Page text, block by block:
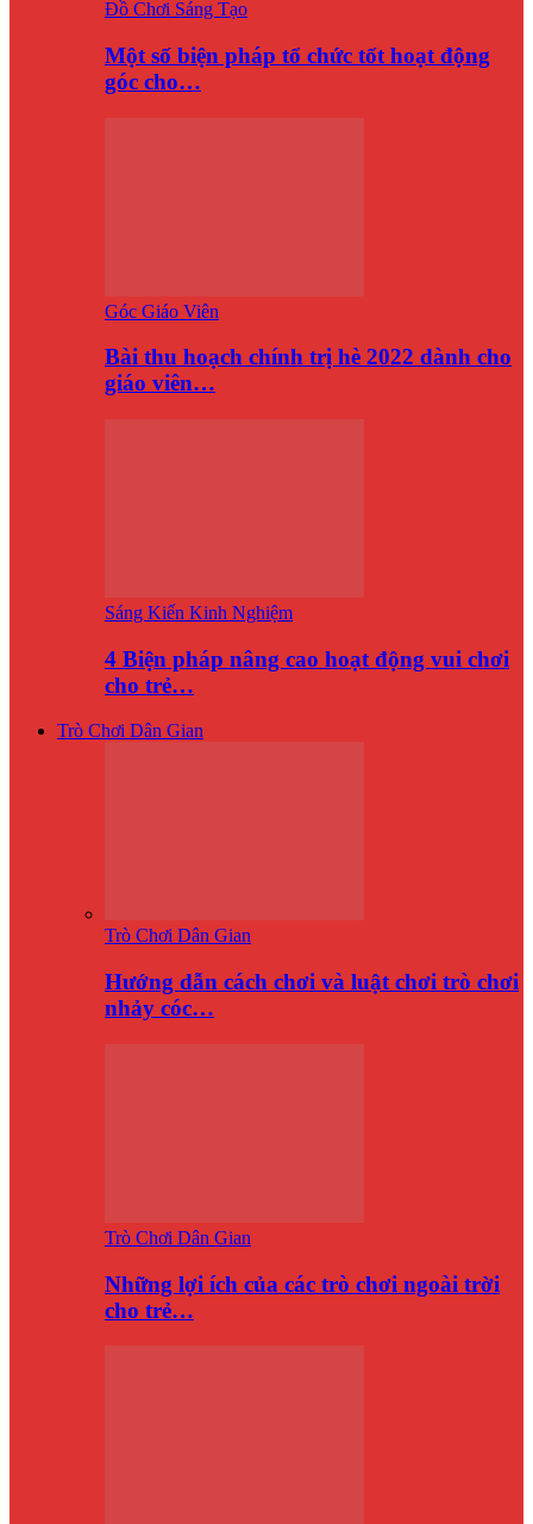
Đồ Chơi Sáng Tạo
Một số biện pháp tổ chức tốt hoạt động
góc cho…
Góc Giáo Viên
Bài thu hoạch chính trị hè 2022 dành cho
giáo viên…
Sáng Kiến Kinh Nghiệm
4 Biện pháp nâng cao hoạt động vui chơi
cho trẻ…
Trò Chơi Dân Gian
Trò Chơi Dân Gian
Hướng dẫn cách chơi và luật chơi trò chơi
nhảy cóc…
Trò Chơi Dân Gian
Những lợi ích của các trò chơi ngoài trời
cho trẻ…